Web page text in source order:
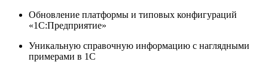
Обновление платформы и типовых конфигураций
«1С:Предприятие»
Уникальную справочную информацию с наглядными
примерами в 1С